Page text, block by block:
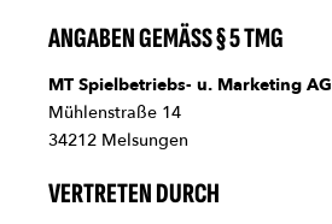
ANGABEN GEMÄSS § 5 TMG
MT Spielbetriebs- u. Marketing AG
Mühlenstraße 14
34212 Melsungen
VERTRETEN DURCH